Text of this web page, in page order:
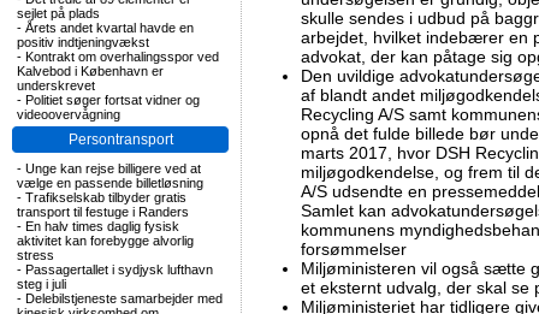
sejlet på plads
- Årets andet kvartal havde en
positiv indtjeningvækst
- Kontrakt om overhalingsspor ved
Kalvebod i København er
underskrevet
- Politiet søger fortsat vidner og
videoovervågning
Persontransport
- Unge kan rejse billigere ved at
vælge en passende billetløsning
- Trafikselskab tilbyder gratis
transport til festuge i Randers
- En halv times daglig fysisk
aktivitet kan forebygge alvorlig
stress
- Passagertallet i sydjysk lufthavn
steg i juli
- Delebilstjeneste samarbejder med
skulle sendes i udbud på
arbejdet, hvilket indebærer en
advokat, der kan påtage sig
Den uvildige
af blandt andet
Recycling A/S samt
opnå det fulde billede bør
marts 2017, hvor DSH
miljøgodkendelse, og frem til
A/S udsendte en
Samlet kan
kommunens
forsømmelser
Miljøministeren vil også sætte
et eksternt udvalg, der skal se
Miljøministeriet har tidligere